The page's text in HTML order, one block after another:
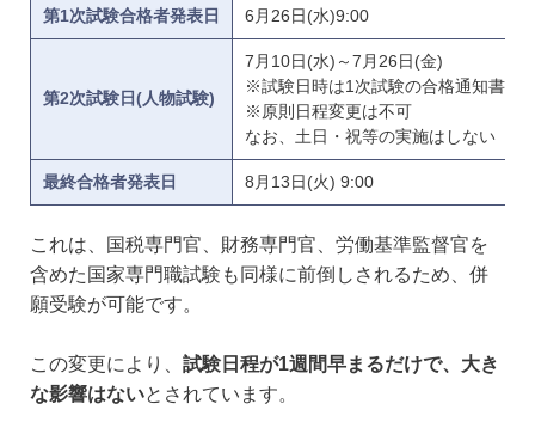
第1次試験合格者発表日 6月26日(水)9:00
第2次試験日(人物試験)
7月10日(水)～7月26日(金)
※試験日時は1次試験の合格通知書で
※原則日程変更は不可
なお、土日・祝等の実施はしない
最終合格者発表日 8月13日(火) 9:00
これは、国税専門官、財務専門官、労働基準監督官を
含めた国家専門職試験も同様に前倒しされるため、併
願受験が可能です。
この変更により、 試験日程が1週間早まるだけで、大き
な影響はないとされています。